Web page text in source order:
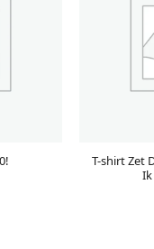
T-shirt Zet
Ik